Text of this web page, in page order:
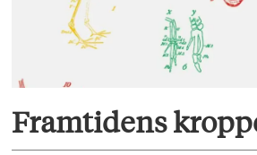
Framtidens